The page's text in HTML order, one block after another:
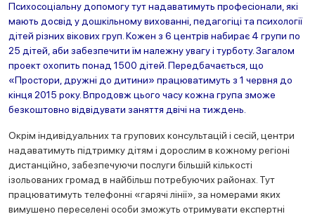
Психосоціальну допомогу тут надаватимуть професіонали, які
мають досвід у дошкільному вихованні, педагогіці та психології
дітей різних вікових груп. Кожен з 6 центрів набирає 4 групи по
25 дітей, аби забезпечити їм належну увагу і турботу. Загалом
проект охопить понад 1500 дітей. Передбачається, що
«Простори, дружні до дитини» працюватимуть з 1 червня до
кінця 2015 року. Впродовж цього часу кожна група зможе
безкоштовно відвідувати заняття двічі на тиждень.
Окрім індивідуальних та групових консультацій і сесій, центри
надаватимуть підтримку дітям і дорослим в кожному регіоні
дистанційно, забезпечуючи послуги більшій кількості
ізольованих громад в найбільш потребуючих районах. Тут
працюватимуть телефонні «гарячі лінії», за номерами яких
вимушено переселені особи зможуть отримувати експертні